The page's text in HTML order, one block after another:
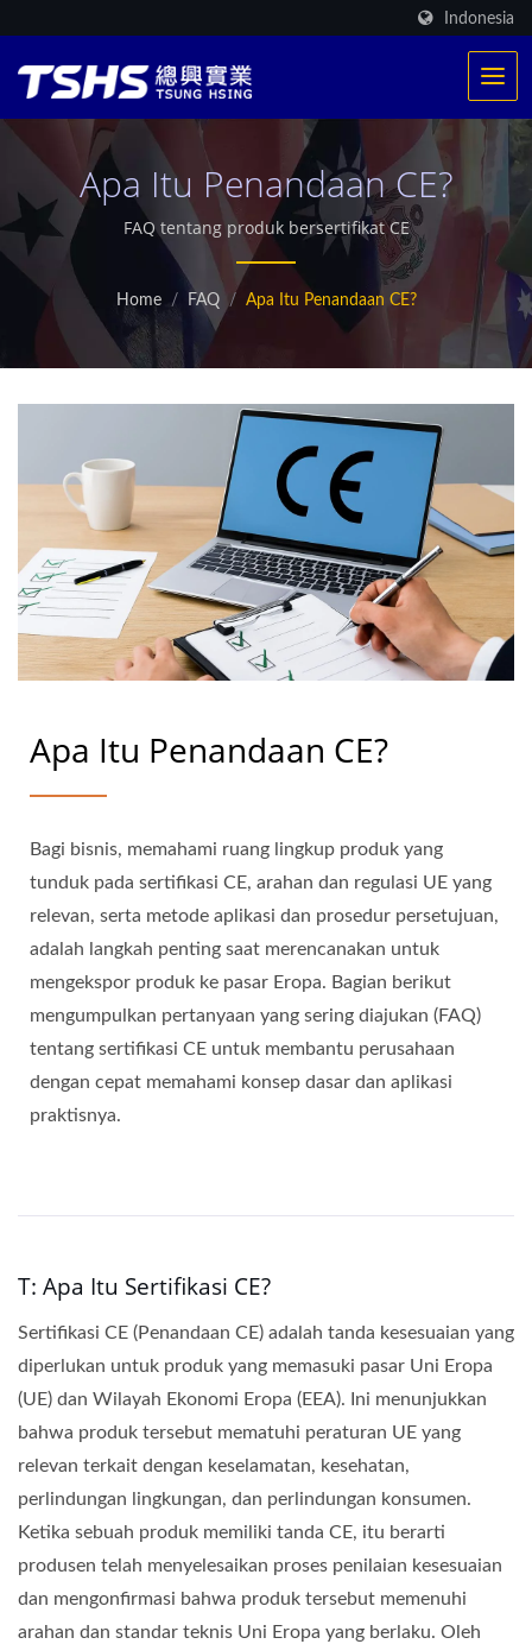
Indonesia
Apa Itu Penandaan CE?
FAQ tentang produk bersertifikat CE
Home / FAQ / Apa Itu Penandaan CE?
Apa Itu Penandaan CE?
Bagi bisnis, memahami ruang lingkup produk yang
tunduk pada sertifikasi CE, arahan dan regulasi UE yang
relevan, serta metode aplikasi dan prosedur persetujuan,
adalah langkah penting saat merencanakan untuk
mengekspor produk ke pasar Eropa. Bagian berikut
mengumpulkan pertanyaan yang sering diajukan (FAQ)
tentang sertifikasi CE untuk membantu perusahaan
dengan cepat memahami konsep dasar dan aplikasi
praktisnya.
T: Apa Itu Sertifikasi CE?
Sertifikasi CE (Penandaan CE) adalah tanda kesesuaian yang
diperlukan untuk produk yang memasuki pasar Uni Eropa
(UE) dan Wilayah Ekonomi Eropa (EEA). Ini menunjukkan
bahwa produk tersebut mematuhi peraturan UE yang
relevan terkait dengan keselamatan, kesehatan,
perlindungan lingkungan, dan perlindungan konsumen.
Ketika sebuah produk memiliki tanda CE, itu berarti
produsen telah menyelesaikan proses penilaian kesesuaian
dan mengonfirmasi bahwa produk tersebut memenuhi
arahan dan standar teknis Uni Eropa yang berlaku. Oleh